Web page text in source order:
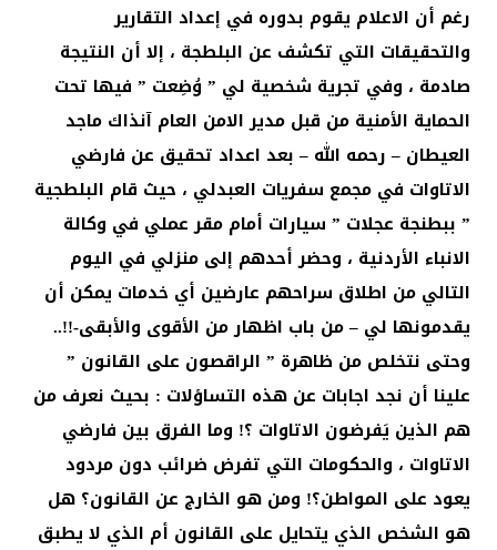
رغم أن الاعلام يقوم بدوره في إعداد التقارير
والتحقيقات التي تكشف عن البلطجة ، إلا أن النتيجة
صادمة ، وفي تجرية شخصية لي ” وُضِعت ” فيها تحت
الحماية الأمنية من قبل مدير الامن العام آنذاك ماجد
العيطان – رحمه الله – بعد اعداد تحقيق عن فارضي
الاتاوات في مجمع سفريات العبدلي ، حيث قام البلطجية
” ببطنجة عجلات ” سيارات أمام مقر عملي في وكالة
الانباء الأردنية ، وحضر أحدهم إلى منزلي في اليوم
التالي من اطلاق سراحهم عارضين أي خدمات يمكن أن
يقدمونها لي – من باب اظهار من الأقوى والأبقى-!!..
وحتى نتخلص من ظاهرة ” الراقصون على القانون ”
علينا أن نجد اجابات عن هذه التساؤلات : بحيث نعرف من
هم الذين يَفرضون الاتاوات ؟! وما الفرق بين فارضي
الاتاوات ، والحكومات التي تفرض ضرائب دون مردود
يعود على المواطن؟! ومن هو الخارج عن القانون؟ هل
هو الشخص الذي يتحايل على القانون أم الذي لا يطبق